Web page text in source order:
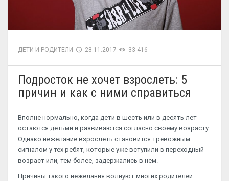
ДЕТИ И РОДИТЕЛИ 28.11.2017 33 416
Подросток не хочет взрослеть: 5
причин и как с ними справиться
Вполне нормально, когда дети в шесть или в десять лет
остаются детьми и развиваются согласно своему возрасту.
Однако нежелание взрослеть становится тревожным
сигналом у тех ребят, которые уже вступили в переходный
возраст или, тем более, задержались в нем.
Причины такого нежелания волнуют многих родителей.